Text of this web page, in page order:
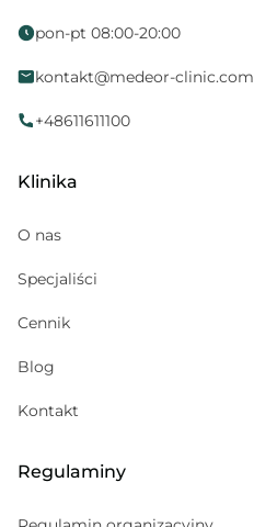
Ortopeda
Położna
Neurologopeda
Medycyna sportowa
Pediatria
Gabinet zabiegowy
Psychoterapeuta
pon-pt 08:00-20:00
kontakt@medeor-clinic.com
+48611611100
Klinika
O nas
Specjaliści
Cennik
Blog
Kontakt
Regulaminy